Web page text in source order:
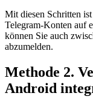
Mit diesen Schritten
Telegram-Konten auf
können Sie auch
abzumelden.
Methode 2.
Android